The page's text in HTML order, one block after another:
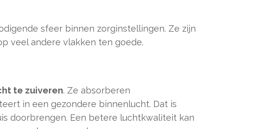
sfeer binnen zorginstellingen. Ze zijn
veel andere vlakken ten goede.
te zuiveren. Ze absorberen
in een gezondere binnenlucht. Dat is
doorbrengen. Een betere luchtkwaliteit kan